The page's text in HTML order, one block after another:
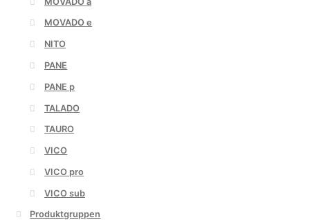
MOVADO e
NITO
PANE
PANE p
TALADO
TAURO
VICO
VICO pro
VICO sub
Produktgruppen